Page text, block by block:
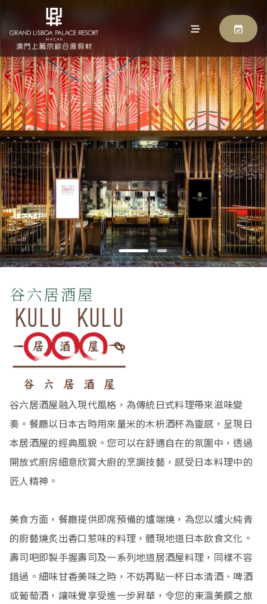
谷六居酒屋
谷六居酒屋融入現代風格，為傳統日式料理帶來滋味變
奏。餐廳以日本古時用來量米的木枡酒杯為靈感，呈現日
本居酒屋的經典風貌。您可以在舒適自在的氛圍中，透過
開放式廚房細意欣賞大廚的烹調技藝，感受日本料理中的
匠人精神。
美食方面，餐廳提供即席預備的爐端燒，為您以爐火純青
的廚藝燒炙出香口惹味的料理，體現地道日本飲食文化。
壽司吧即製手握壽司及一系列地道居酒屋料理，同樣不容
錯過。細味甘香美味之時，不妨再點一杯日本清酒、啤酒
或葡萄酒，讓味覺享受進一步昇華，令您的東瀛美饌之旅